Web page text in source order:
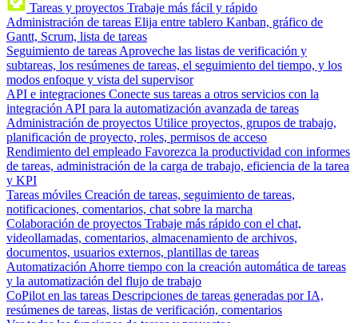
Tareas y proyectos Trabaje más fácil y rápido
Administración de tareas Elija entre tablero Kanban, gráfico de
Gantt, Scrum, lista de tareas
Seguimiento de tareas Aproveche las listas de verificación y
subtareas, los resúmenes de tareas, el seguimiento del tiempo, y los
modos enfoque y vista del supervisor
API e integraciones Conecte sus tareas a otros servicios con la
integración API para la automatización avanzada de tareas
Administración de proyectos Utilice proyectos, grupos de trabajo,
planificación de proyecto, roles, permisos de acceso
Rendimiento del empleado Favorezca la productividad con informes
de tareas, administración de la carga de trabajo, eficiencia de la tarea
y KPI
Tareas móviles Creación de tareas, seguimiento de tareas,
notificaciones, comentarios, chat sobre la marcha
Colaboración de proyectos Trabaje más rápido con el chat,
videollamadas, comentarios, almacenamiento de archivos,
documentos, usuarios externos, plantillas de tareas
Automatización Ahorre tiempo con la creación automática de tareas
y la automatización del flujo de trabajo
CoPilot en las tareas Descripciones de tareas generadas por IA,
resúmenes de tareas, listas de verificación, comentarios